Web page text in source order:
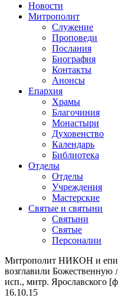
Новости
Митрополит
Служение
Проповеди
Послания
Биография
Контакты
Анонсы
Епархия
Храмы
Благочиния
Монастыри
Духовенство
Календарь
Библиотека
Отделы
Отделы
Учреждения
Мастерские
Святые и святыни
Cвятыни
Cвятые
Персоналии
Митрополит НИКОН и
возглавили Божественную
исп., митр. Ярославского
16.10.15